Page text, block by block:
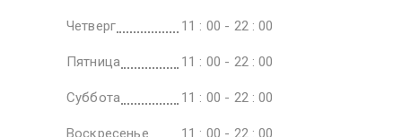
Четверг 11 : 00 - 22 : 00
Пятница 11 : 00 - 22 : 00
Суббота 11 : 00 - 22 : 00
Воскресенье 11 : 00 - 22 : 00